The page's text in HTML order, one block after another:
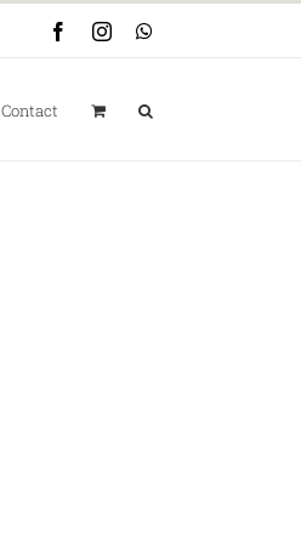
FacebookInstagramWhatsApp
Contact